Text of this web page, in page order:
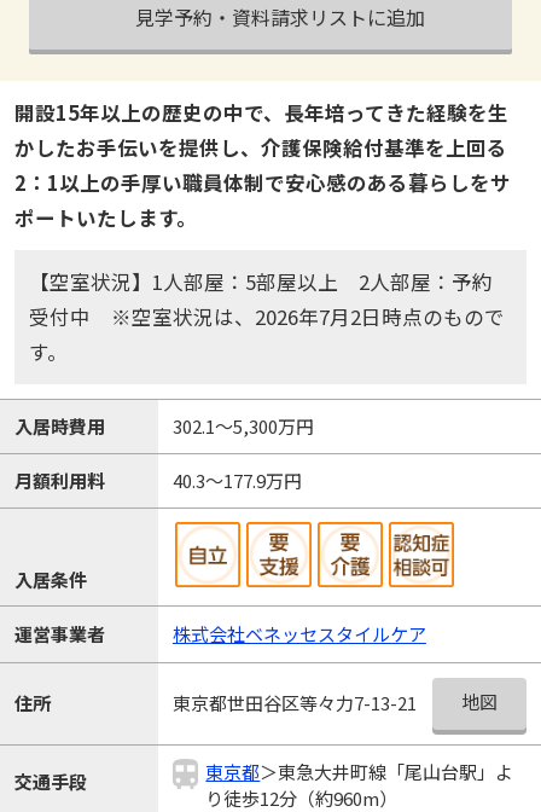
見学予約・資料請求リストに追加
開設15年以上の歴史の中で、長年培ってきた経験を生
かしたお手伝いを提供し、介護保険給付基準を上回る
2：1以上の手厚い職員体制で安心感のある暮らしをサ
ポートいたします。
【空室状況】1人部屋：5部屋以上 2人部屋：予約
受付中 ※空室状況は、2026年7月2日時点のもので
す。
入居時費用 302.1～5,300万円
月額利用料 40.3～177.9万円
入居条件
運営事業者 株式会社ベネッセスタイルケア
住所 東京都世田谷区等々力7-13-21 地図
交通手段 東京都＞東急大井町線「尾山台駅」よ
り徒歩12分（約960m）